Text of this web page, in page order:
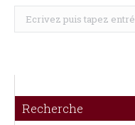
Recherche
:
Recherche